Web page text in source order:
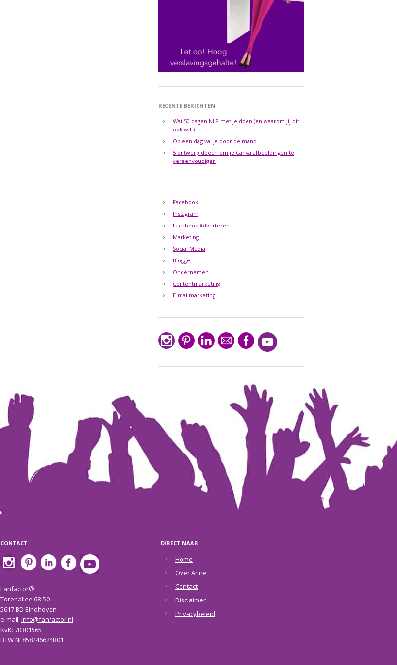
RECENTE BERICHTEN
Wat 50 dagen NLP met je doen (en waarom jij dit
ook wilt)
Op een dag val je door de mand
5 ontwerpideeën om je Canva afbeeldingen te
vereenvoudigen
Facebook
Instagram
Facebook Adverteren
Marketing
Social Media
Bloggen
Ondernemen
Contentmarketing
E-mailmarketing
CONTACT
Fanfactor®
Torenallee 68-50
5617 BD Eindhoven
e-mail: info@fanfactor.nl
KvK: 70301565
BTW NL858246624B01
DIRECT NAAR
Home
Over Anne
Contact
Disclaimer
Privacybeleid